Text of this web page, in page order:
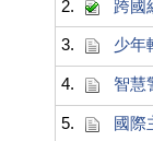
2. 跨國
3. 少年
4. 智慧
5. 國際